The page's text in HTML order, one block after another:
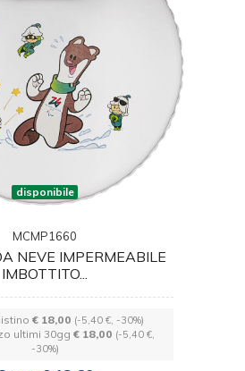
disponibile
MCMP1660
NEVE IMPERMEABILE
IMBOTTITO...
€ 18,00 (-5,40 €, -30%)
ultimi 30gg € 18,00 (-5,40 €,
-30%)